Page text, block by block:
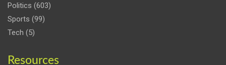
Politics (603)
Sports (99)
Tech (5)
Resources